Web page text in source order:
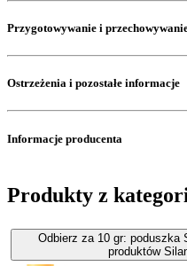
Przygotowywanie i
Ostrzeżenia i pozostałe informacje
Informacje producenta
Produkty z
Odbierz za 10 gr: poduszka
produktów